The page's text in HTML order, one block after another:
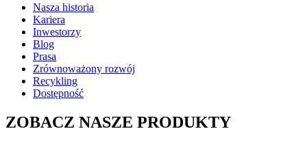
Nasza historia
Kariera
Inwestorzy
Blog
Prasa
Zrównoważony rozwój
Recykling
Dostępność
ZOBACZ NASZE PRODUKTY